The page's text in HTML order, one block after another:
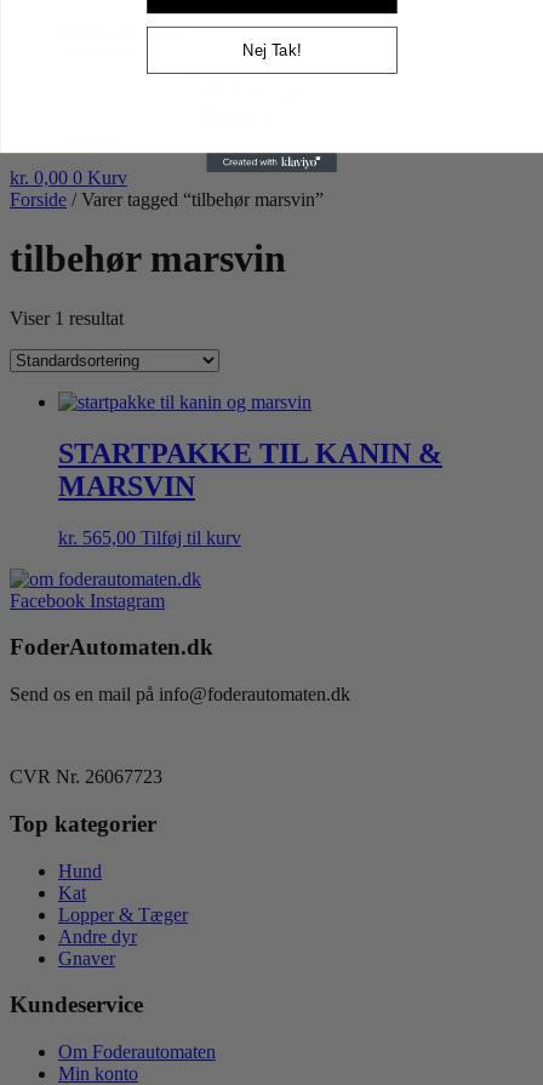
Lopper og tæger
Fugle
kr. 0,00 0 Kurv
Forside / Varer tagged “tilbehør marsvin”
tilbehør marsvin
Viser 1 resultat
STARTPAKKE TIL KANIN &
MARSVIN
kr. 565,00 Tilføj til kurv
Facebook Instagram
FoderAutomaten.dk
Send os en mail på info@foderautomaten.dk
CVR Nr. 26067723
Top kategorier
Hund
Kat
Lopper & Tæger
Andre dyr
Gnaver
Kundeservice
Om Foderautomaten
Min konto
Nej Tak!